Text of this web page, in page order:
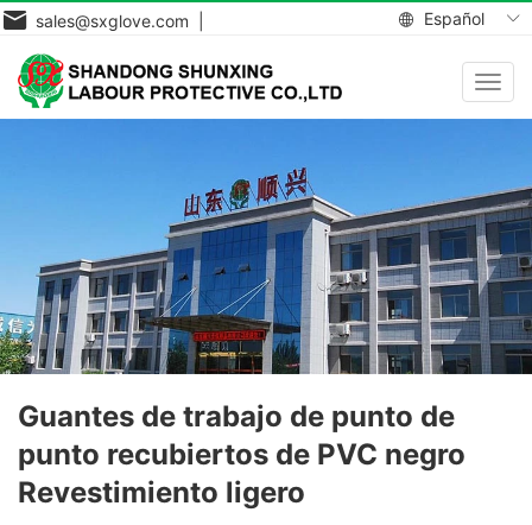
Español
sales@sxglove.com |
Guantes de trabajo de punto de
punto recubiertos de PVC negro
Revestimiento ligero